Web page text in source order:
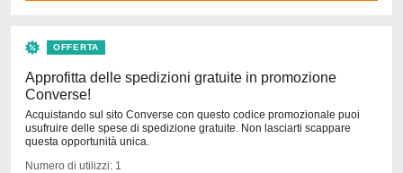
OFFERTA
Approfitta delle spedizioni gratuite in promozione
Converse!
Acquistando sul sito Converse con questo codice promozionale puoi
usufruire delle spese di spedizione gratuite. Non lasciarti scappare
questa opportunità unica.
Numero di utilizzi: 1